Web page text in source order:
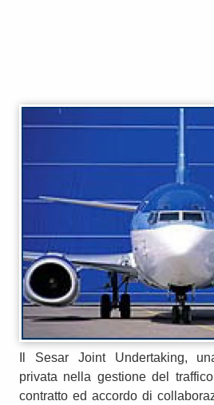
Il Sesar Joint Undertaking,
privata nella gestione del
contratto ed accordo di